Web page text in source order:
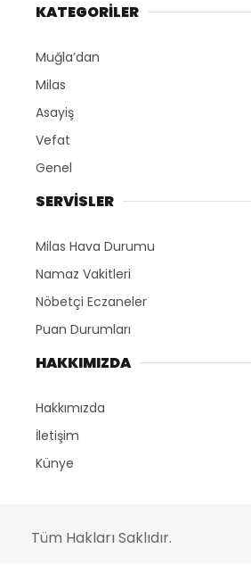
KATEGORİLER
Muğla’dan
Milas
Asayiş
Vefat
Genel
SERVİSLER
Milas Hava Durumu
Namaz Vakitleri
Nöbetçi Eczaneler
Puan Durumları
HAKKIMIZDA
Hakkımızda
İletişim
Künye
Tüm Hakları Saklıdır.